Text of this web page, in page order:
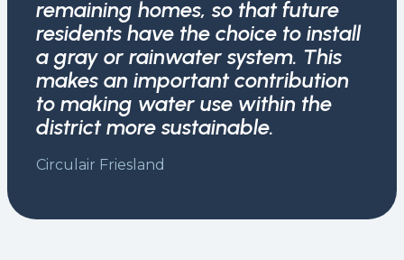
remaining homes, so that future
residents have the choice to install
a gray or rainwater system. This
makes an important contribution
to making water use within the
district more sustainable.
Circulair Friesland